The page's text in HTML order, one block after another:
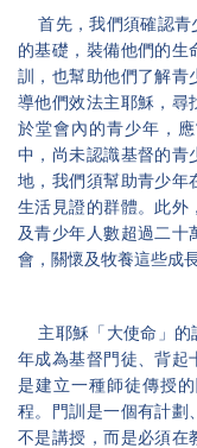
首先，我們須確認青
的基礎，裝備他們的生
訓，也幫助他們了解青
導他們效法主耶穌，尋
於堂會內的青少年，
中，尚未認識基督的青
地，我們須幫助青少年
生活見證的群體。此外
及青少年人數超過二十
會，關懷及牧養這些成
主耶穌「大使命」
年成為基督門徒、背起
是建立一種師徒傳授
程。門訓是一個有計劃
不是講授，而是必須在